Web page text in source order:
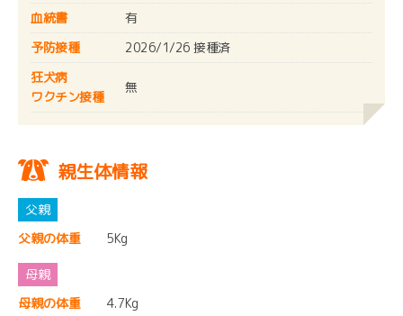
血統書
有
予防接種
2026/1/26 接種済
狂犬病
ワクチン接種
無
親生体情報
父親の体重 5Kg
母親の体重 4.7Kg